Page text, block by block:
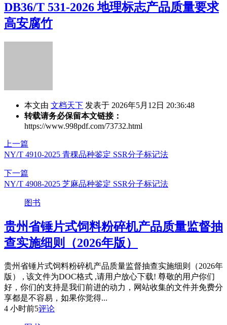
DB36/T 531-2026 地理标志产品质量要求
高安腐竹
本文由 文档天下 发表于 2026年5月12日 20:36:48
转载请务必保留本文链接：
https://www.998pdf.com/73732.html
上一篇
NY/T 4910-2025 青稞品种鉴定 SSR分子标记法
下一篇
NY/T 4908-2025 芝麻品种鉴定 SSR分子标记法
图书
贵州省锤片式饲料粉碎机产品质量监督抽
查实施细则（2026年版）
贵州省锤片式饲料粉碎机产品质量监督抽查实施细则（2026年
版） , 该文件为DOC格式 ,请用户放心下载! 尊敬的用户你们
好，你们的支持是我们前进的动力，网站收集的文件并免费分
享都是不容易，如果你觉得...
4 小时前5评论